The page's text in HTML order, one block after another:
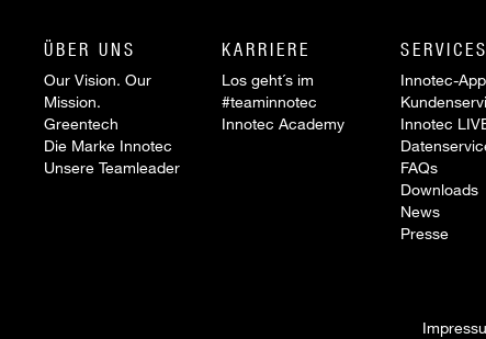
ÜBER UNS
Our Vision. Our
Mission.
Greentech
Die Marke Innotec
Unsere Teamleader
KARRIERE
Los geht´s im
#teaminnotec
Innotec Academy
SERVICES
Innotec-App
Innotec
FAQs
Downloads
News
Presse